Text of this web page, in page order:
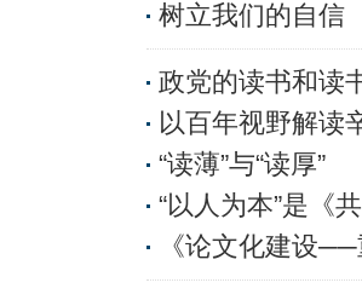
树立我们的自信
政党的读书和读
以百年视野解读
“读薄”与“读厚”
“以人为本”是《
《论文化建设